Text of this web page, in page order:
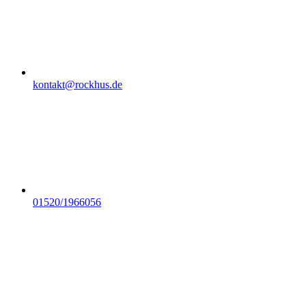
kontakt@rockhus.de
01520/1966056